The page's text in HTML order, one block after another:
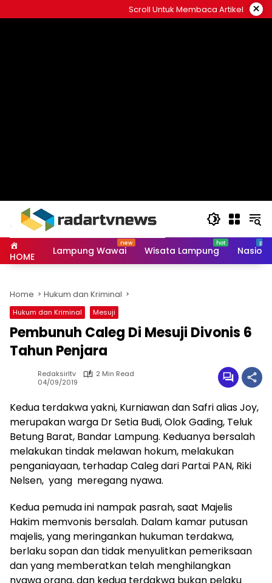
to
Scroll Untuk Membaca Artikel ×
HOME Lampung Wawai Wisata Lampung
Home Hukum dan Kriminal
Hukum dan Kriminal Mesuji
Pembunuh Caleg Di Mesuji Divonis 6
Tahun Penjara
Redaksirltv
2 Min Read
04/09/2019
Kedua terdakwa yakni, Kurniawan dan Safri alias Joy,
merupakan warga Dr Setia Budi, Olok Gading, Teluk
Betung Barat, Bandar Lampung. Keduanya bersalah
melakukan tindak melawan hokum, melakukan
penganiayaan, terhadap Caleg dari Partai PAN, Riki
Nelsen, yang meregang nyawa.
Kedua pemuda ini nampak pasrah, saat Majelis
Hakim memvonis bersalah. Dalam kamar putusan
majelis, yang meringankan hukuman terdakwa,
berlaku sopan dan tidak menyulitkan pemeriksaan
dan yang memberatkan telah menghilangkan